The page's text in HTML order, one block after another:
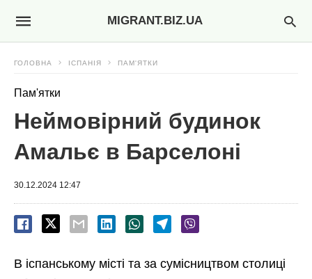
MIGRANT.BIZ.UA
ГОЛОВНА ІСПАНІЯ ПАМ'ЯТКИ
Пам'ятки
Неймовірний будинок
Амальє в Барселоні
30.12.2024 12:47
В іспанському місті та за сумісництвом столиці